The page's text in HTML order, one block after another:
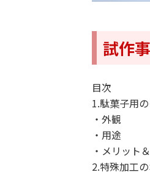
試作
目次
1.駄菓子用
・外観
・用途
・メリット
2.特殊加工